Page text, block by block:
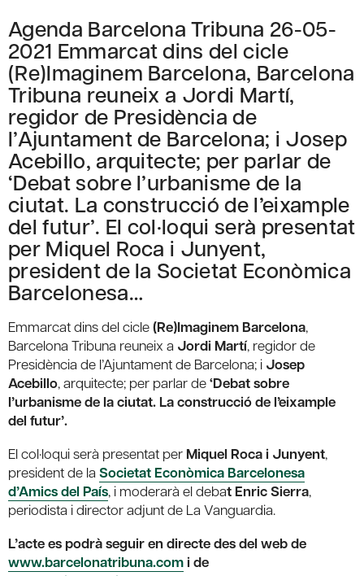
Agenda Barcelona Tribuna 26-05-
2021 Emmarcat dins del cicle
(Re)Imaginem Barcelona, Barcelona
Tribuna reuneix a Jordi Martí,
regidor de Presidència de
l’Ajuntament de Barcelona; i Josep
Acebillo, arquitecte; per parlar de
‘Debat sobre l’urbanisme de la
ciutat. La construcció de l’eixample
del futur’. El col·loqui serà presentat
per Miquel Roca i Junyent,
president de la Societat Econòmica
Barcelonesa…
Emmarcat dins del cicle(Re)Imaginem Barcelona,
Barcelona Tribuna reuneix a Jordi Martí, regidor de
Presidència de l’Ajuntament de Barcelona; i Josep
Acebillo, arquitecte; per parlar de‘Debat sobre
l’urbanisme de la ciutat. La construcció de l’eixample
del futur’.
El col·loqui serà presentat per Miquel Roca i Junyent,
president de la Societat Econòmica Barcelonesa
d’Amics del País, i moderarà el debat Enric Sierra,
periodista i director adjunt de La Vanguardia.
L’acte es podrà seguir en directe des del web de
www.barcelonatribuna.comi de